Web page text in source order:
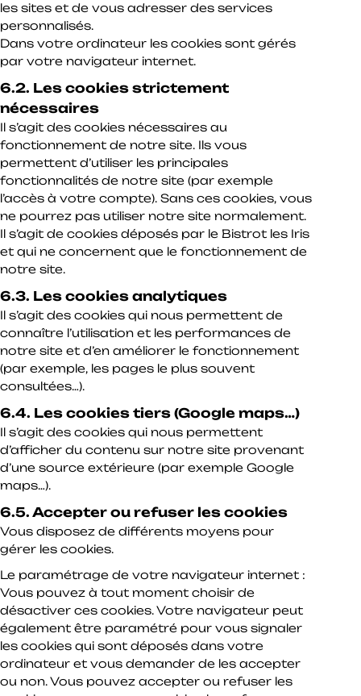
les sites et de vous adresser des services
personnalisés.
Dans votre ordinateur les cookies sont gérés
par votre navigateur internet.
6.2. Les cookies strictement
nécessaires
Il s’agit des cookies nécessaires au
fonctionnement de notre site. Ils vous
permettent d’utiliser les principales
fonctionnalités de notre site (par exemple
l’accès à votre compte). Sans ces cookies, vous
ne pourrez pas utiliser notre site normalement.
Il s’agit de cookies déposés par le Bistrot les Iris
et qui ne concernent que le fonctionnement de
notre site.
6.3. Les cookies analytiques
Il s’agit des cookies qui nous permettent de
connaître l’utilisation et les performances de
notre site et d’en améliorer le fonctionnement
(par exemple, les pages le plus souvent
consultées…).
6.4. Les cookies tiers (Google maps…)
Il s’agit des cookies qui nous permettent
d’afficher du contenu sur notre site provenant
d’une source extérieure (par exemple Google
maps…).
6.5. Accepter ou refuser les cookies
Vous disposez de différents moyens pour
gérer les cookies.
Le paramétrage de votre navigateur internet :
Vous pouvez à tout moment choisir de
désactiver ces cookies. Votre navigateur peut
également être paramétré pour vous signaler
les cookies qui sont déposés dans votre
ordinateur et vous demander de les accepter
ou non. Vous pouvez accepter ou refuser les